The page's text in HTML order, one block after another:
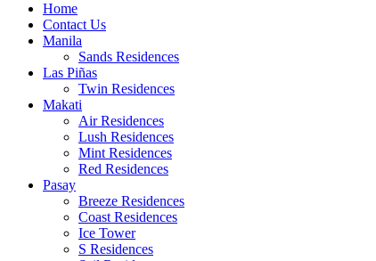
Home
Contact Us
Manila
Sands Residences
Las Piñas
Twin Residences
Makati
Air Residences
Lush Residences
Mint Residences
Red Residences
Pasay
Breeze Residences
Coast Residences
Ice Tower
S Residences